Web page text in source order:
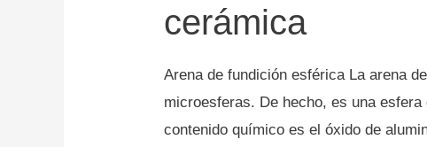
cerámica
Arena de fundición esférica La arena
microesferas. De hecho, es una
contenido químico es el óxido de